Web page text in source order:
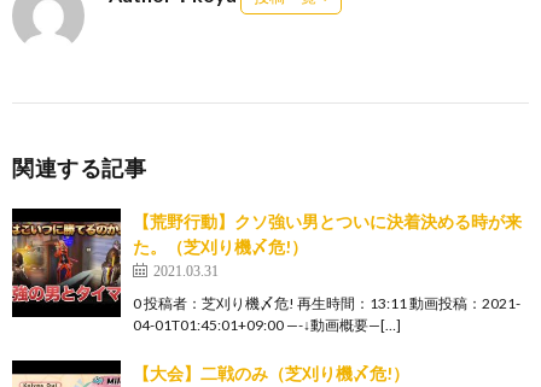
関連する記事
【荒野行動】クソ強い男とついに決着決める時が来
た。（芝刈り機〆危!）
2021.03.31
0 投稿者：芝刈り機〆危! 再生時間：13:11 動画投稿：2021-
04-01T01:45:01+09:00 —-↓動画概要—[…]
【大会】二戦のみ（芝刈り機〆危!）